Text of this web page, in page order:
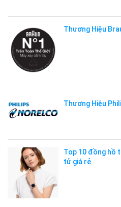
Thương Hiệu
Thương Hiệu
Top 10 đồng hồ
tử giá rẻ